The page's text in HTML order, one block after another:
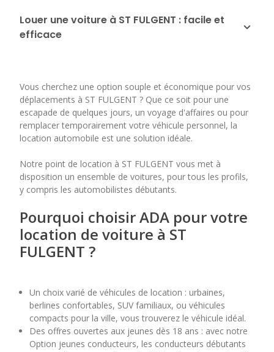
31
1
2 3
7 8 9 10
21 22 23 24 25
Louer une voiture à ST FULGENT : facile et
efficace
Vous cherchez une option souple et économique pour vos
déplacements à ST FULGENT ? Que ce soit pour une
escapade de quelques jours, un voyage d'affaires ou pour
remplacer temporairement votre véhicule personnel, la
location automobile est une solution idéale.
Notre point de location à ST FULGENT vous met à
disposition un ensemble de voitures, pour tous les profils,
y compris les automobilistes débutants.
Pourquoi choisir ADA pour votre
location de voiture à ST
FULGENT ?
Un choix varié de véhicules de location : urbaines,
berlines confortables, SUV familiaux, ou véhicules
compacts pour la ville, vous trouverez le véhicule idéal.
Des offres ouvertes aux jeunes dès 18 ans : avec notre
Option jeunes conducteurs, les conducteurs débutants